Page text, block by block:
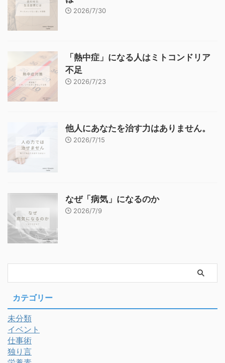
2026/7/30
「熱中症」になる人はミトコンドリア
不足
2026/7/23
他人にあなたを治す力はありません。
2026/7/15
なぜ「病気」になるのか
2026/7/9
カテゴリー
未分類
イベント
仕事術
独り言